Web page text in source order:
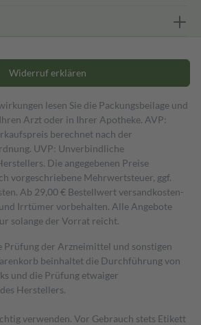
Widerruf erklären
lesen Sie die Packungsbeilage und
Arzt oder in Ihrer Apotheke. AVP:
berechnet nach der
UVP: Unverbindliche
Die angegebenen Preise
vorgeschriebene Mehrwertsteuer, ggf.
Ab 29,00 € Bestell­wert versand­kosten­
Irrtümer vorbehalten. Alle Angebote
solange der Vorrat reicht.
Prüfung der Arzneimittel und sonstigen
beinhaltet die Durchführung von
und die Prüfung etwaiger
Herstellers.
verwenden. Vor Gebrauch stets Etikett